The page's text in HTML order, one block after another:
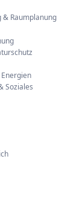
& Raumplanung
Soziales